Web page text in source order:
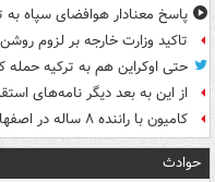
پاسخ معنادار هوافضای سپاه به
تاکید وزارت خارجه بر لزوم
حتی اوکراین هم به ترکیه حمله
از این به بعد دیگر نامه‌های
کامیون با راننده ۸ ساله در اصفهان توقیف شد
حوادث